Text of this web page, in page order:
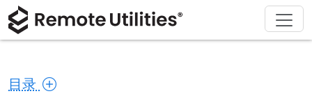
目录
产品
安全性
解决方案
制造业与零售
下载
macOS
购买
许可证助手
支持
文档
关于
新闻发布室